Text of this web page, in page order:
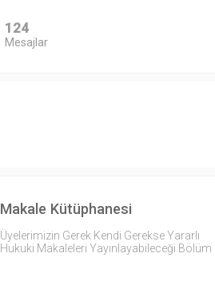
124
Mesajlar
Makale Kütüphanesi
Üyelerimizin Gerek Kendi Gerekse Yararlı
Hukuki Makaleleri Yayınlayabileceği Bölüm